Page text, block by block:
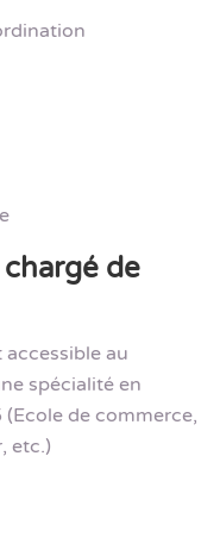
de
au
spécialité en
(Ecole de commerce,
etc.)